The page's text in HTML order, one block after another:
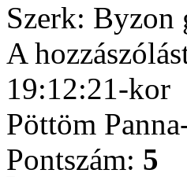
Szerk:
A
19:12:21-kor
Pöttöm
Pontszám: 5